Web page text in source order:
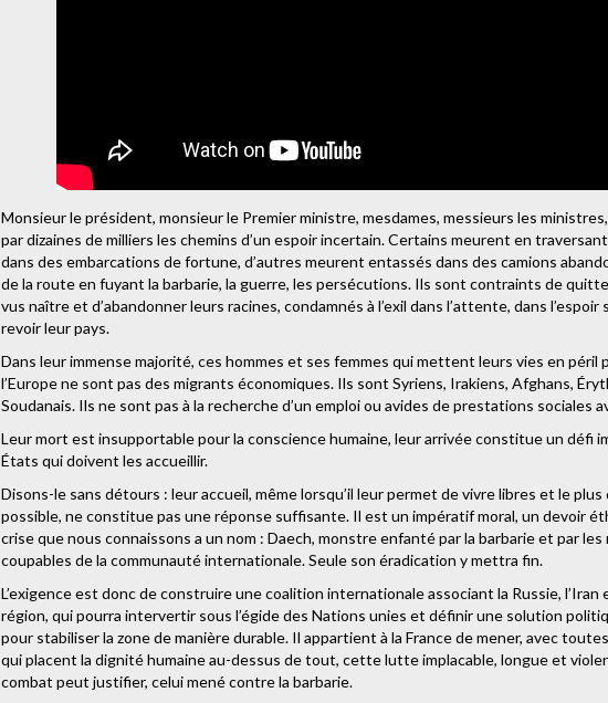
Monsieur le président, monsieur le Premier ministre, mesdames, messieurs les
par dizaines de milliers les chemins d’un espoir incertain. Certains meurent en
dans des embarcations de fortune, d’autres meurent entassés dans des camions
de la route en fuyant la barbarie, la guerre, les persécutions. Ils sont contraints de
vus naître et d’abandonner leurs racines, condamnés à l’exil dans l’attente, dans l’espoir
revoir leur pays.
Dans leur immense majorité, ces hommes et ses femmes qui mettent leurs vies en péril
l’Europe ne sont pas des migrants économiques. Ils sont Syriens, Irakiens, Afghans,
Soudanais. Ils ne sont pas à la recherche d’un emploi ou avides de prestations sociales
Leur mort est insupportable pour la conscience humaine, leur arrivée constitue un défi
États qui doivent les accueillir.
Disons-le sans détours : leur accueil, même lorsqu’il leur permet de vivre libres et le
possible, ne constitue pas une réponse suffisante. Il est un impératif moral, un devoir
crise que nous connaissons a un nom : Daech, monstre enfanté par la barbarie et par
coupables de la communauté internationale. Seule son éradication y mettra fin.
L’exigence est donc de construire une coalition internationale associant la Russie, l’Iran
région, qui pourra intervertir sous l’égide des Nations unies et définir une solution
pour stabiliser la zone de manière durable. Il appartient à la France de mener, avec
qui placent la dignité humaine au-dessus de tout, cette lutte implacable, longue et
combat peut justifier, celui mené contre la barbarie.